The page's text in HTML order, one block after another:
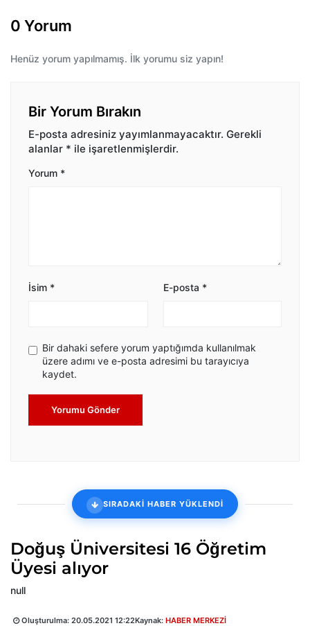
0 Yorum
Henüz yorum yapılmamış. İlk yorumu siz yapın!
Bir Yorum Bırakın
E-posta adresiniz yayımlanmayacaktır. Gerekli
alanlar * ile işaretlenmişlerdir.
Yorum *
İsim * E-posta *
Bir dahaki sefere yorum yaptığımda kullanılmak
üzere adımı ve e-posta adresimi bu tarayıcıya
kaydet.
Yorumu Gönder
SIRADAKİ HABER YÜKLENDİ
Doğuş Üniversitesi 16 Öğretim
Üyesi alıyor
null
Oluşturulma: 20.05.2021 12:22Kaynak: HABER MERKEZİ